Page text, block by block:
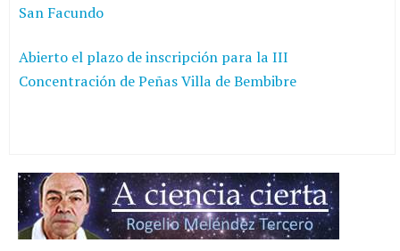
San Facundo
Abierto el plazo de inscripción para la III
Concentración de Peñas Villa de Bembibre